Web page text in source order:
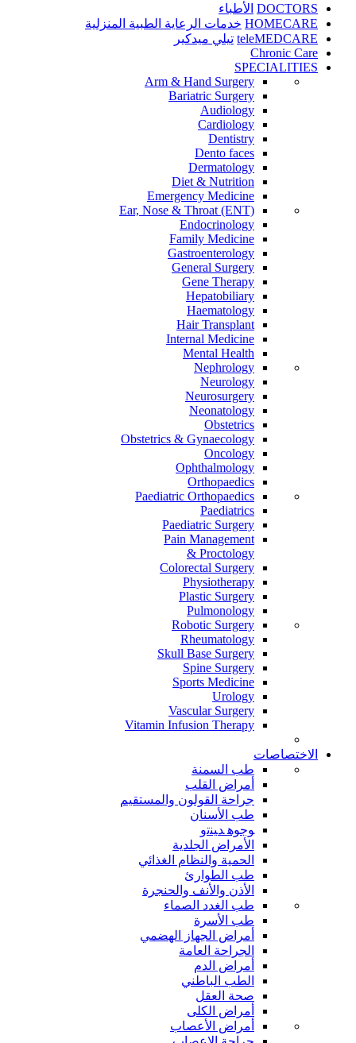
DOCTORS الأطباء
HOMECARE خدمات الرعاية الطبية المنزلية
teleMEDCARE تيلي ميدكير
Chronic Care
SPECIALITIES
Arm & Hand Surgery
Bariatric Surgery
Audiology
Cardiology
Dentistry
Dento faces
Dermatology
Diet & Nutrition
Emergency Medicine
Ear, Nose & Throat (ENT)
Endocrinology
Family Medicine
Gastroenterology
General Surgery
Gene Therapy
Hepatobiliary
Haematology
Hair Transplant
Internal Medicine
Mental Health
Nephrology
Neurology
Neurosurgery
Neonatology
Obstetrics
Obstetrics & Gynaecology
Oncology
Ophthalmology
Orthopaedics
Paediatric Orthopaedics
Paediatrics
Paediatric Surgery
Pain Management
Proctology &
Colorectal Surgery
Physiotherapy
Plastic Surgery
Pulmonology
Robotic Surgery
Rheumatology
Skull Base Surgery
Spine Surgery
Sports Medicine
Urology
Vascular Surgery
Vitamin Infusion Therapy
الاختصاصات
طب السمنة
أمراض القلب
جراحة القولون والمستقيم
طب الأسنان
ﻮﺟﻮﻫ ﺪﻴﻨﺗﻭ
الأمراض الجلدية
الحمية والنظام الغذائي
طب الطوارئ
الأذن والأنف والحنجرة
طب الغدد الصماء
طب الأسرة
أمراض الجهاز الهضمي
الجراحة العامة
أمراض الدم
الطب الباطني
صحة العقل
أمراض الكلى
أمراض الأعصاب